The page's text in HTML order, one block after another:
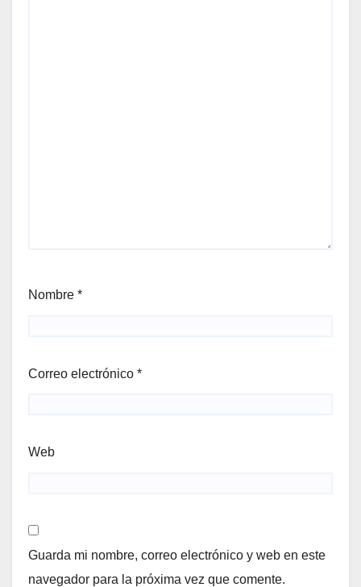
Nombre *
Correo electrónico *
Web
Guarda mi nombre, correo electrónico y web en este
navegador para la próxima vez que comente.